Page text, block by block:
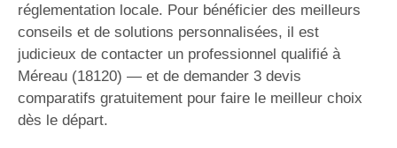
réglementation locale. Pour bénéficier des meilleurs
conseils et de solutions personnalisées, il est
judicieux de contacter un professionnel qualifié à
Méreau (18120) — et de demander 3 devis
comparatifs gratuitement pour faire le meilleur choix
dès le départ.